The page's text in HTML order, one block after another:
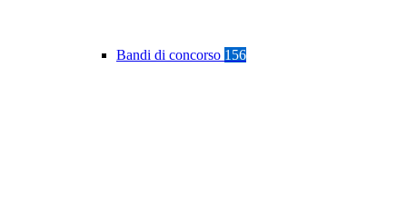
Bandi di concorso 156